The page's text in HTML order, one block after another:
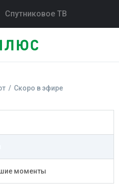
Спутниковое ТВ
Скоро в эфире
моменты